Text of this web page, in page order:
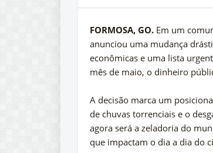
FORMOSA, GO. Em um
anunciou uma mudança
econômicas e uma lista
mês de maio, o dinheiro
A decisão marca um
de chuvas torrenciais e o
agora será a zeladoria do
que impactam o dia a dia do